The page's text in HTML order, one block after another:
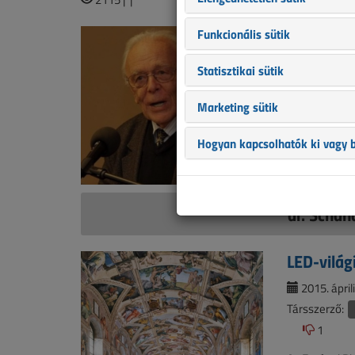
dr.
LED-
2015.
Társszerző:
1
Funkcionális sütik
Statisztikai sütik
Marketing sütik
Hogyan kapcsolhatók ki vagy